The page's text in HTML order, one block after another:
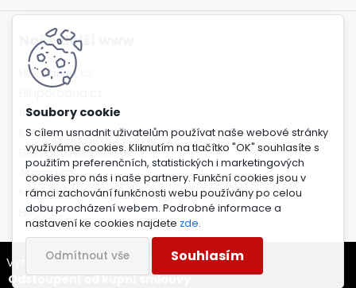
S cílem usnadnit uživatelům používat naše webové stránky
využíváme cookies. Kliknutím na tlačítko "OK" souhlasíte s
použitím preferenčních, statistických i marketingových
cookies pro nás i naše partnery. Funkční cookies jsou v
rámci zachování funkčnosti webu používány po celou
dobu procházení webem. Podrobné informace a
nastavení ke cookies najdete zde.
Odmítnout vše Souhlasím
Naše další www
HiFimarket.cz
Rockbros.bike
Robotime.market
Bezvastavebnice.cz
Arcam.cz
Magnat.cz
Heco.cz
Vytvořeno systémem
www.webareal.cz
Odstoupení od kupní smlouvy